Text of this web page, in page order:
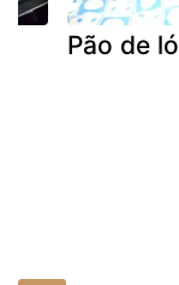
Pão de ló